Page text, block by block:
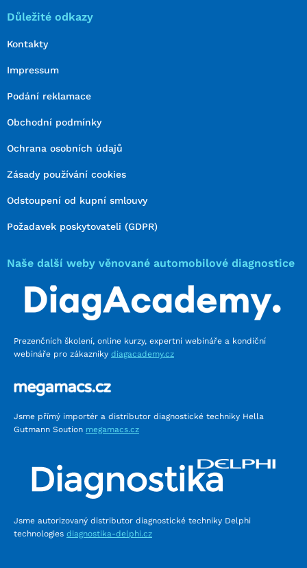
Důležité odkazy
Kontakty
Impressum
Podání reklamace
Obchodní podmínky
Ochrana osobních údajů
Zásady používání cookies
Odstoupení od kupní smlouvy
Požadavek poskytovateli (GDPR)
Naše další weby věnované automobilové diagnostice
Prezenčních školení, online kurzy, expertní webináře a kondiční
webináře pro zákazníky diagacademy.cz
Jsme přímý importér a distributor diagnostické techniky Hella
Gutmann Soution megamacs.cz
Jsme autorizovaný distributor diagnostické techniky Delphi
technologies diagnostika-delphi.cz